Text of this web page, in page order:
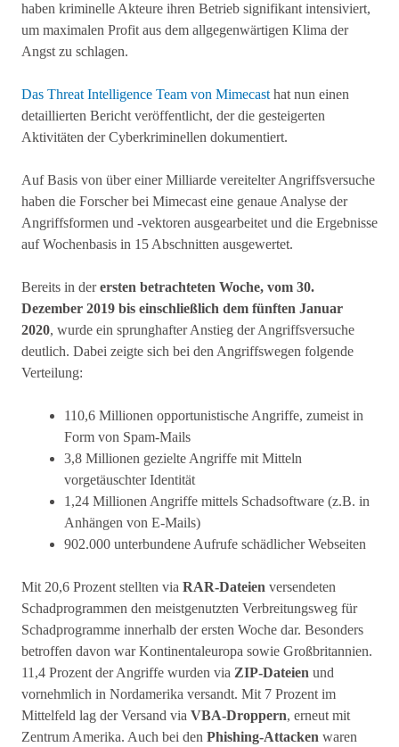
haben kriminelle Akteure ihren Betrieb signifikant intensiviert,
um maximalen Profit aus dem allgegenwärtigen Klima der
Angst zu schlagen.
Das Threat Intelligence Team von Mimecast hat nun einen
detaillierten Bericht veröffentlicht, der die gesteigerten
Aktivitäten der Cyberkriminellen dokumentiert.
Auf Basis von über einer Milliarde vereitelter Angriffsversuche
haben die Forscher bei Mimecast eine genaue Analyse der
Angriffsformen und -vektoren ausgearbeitet und die Ergebnisse
auf Wochenbasis in 15 Abschnitten ausgewertet.
Bereits in derersten betrachteten Woche, vom 30.
Dezember 2019 bis einschließlich dem fünften Januar
2020, wurde ein sprunghafter Anstieg der Angriffsversuche
deutlich. Dabei zeigte sich bei den Angriffswegen folgende
Verteilung:
110,6 Millionen opportunistische Angriffe, zumeist in
Form von Spam-Mails
3,8 Millionen gezielte Angriffe mit Mitteln
vorgetäuschter Identität
1,24 Millionen Angriffe mittels Schadsoftware (z.B. in
Anhängen von E-Mails)
902.000 unterbundene Aufrufe schädlicher Webseiten
Mit 20,6 Prozent stellten via RAR-Dateien versendeten
Schadprogrammen den meistgenutzten Verbreitungsweg für
Schadprogramme innerhalb der ersten Woche dar. Besonders
betroffen davon war Kontinentaleuropa sowie Großbritannien.
11,4 Prozent der Angriffe wurden via ZIP-Dateien und
vornehmlich in Nordamerika versandt. Mit 7 Prozent im
Mittelfeld lag der Versand via VBA-Droppern, erneut mit
Zentrum Amerika. Auch bei den Phishing-Attacken waren